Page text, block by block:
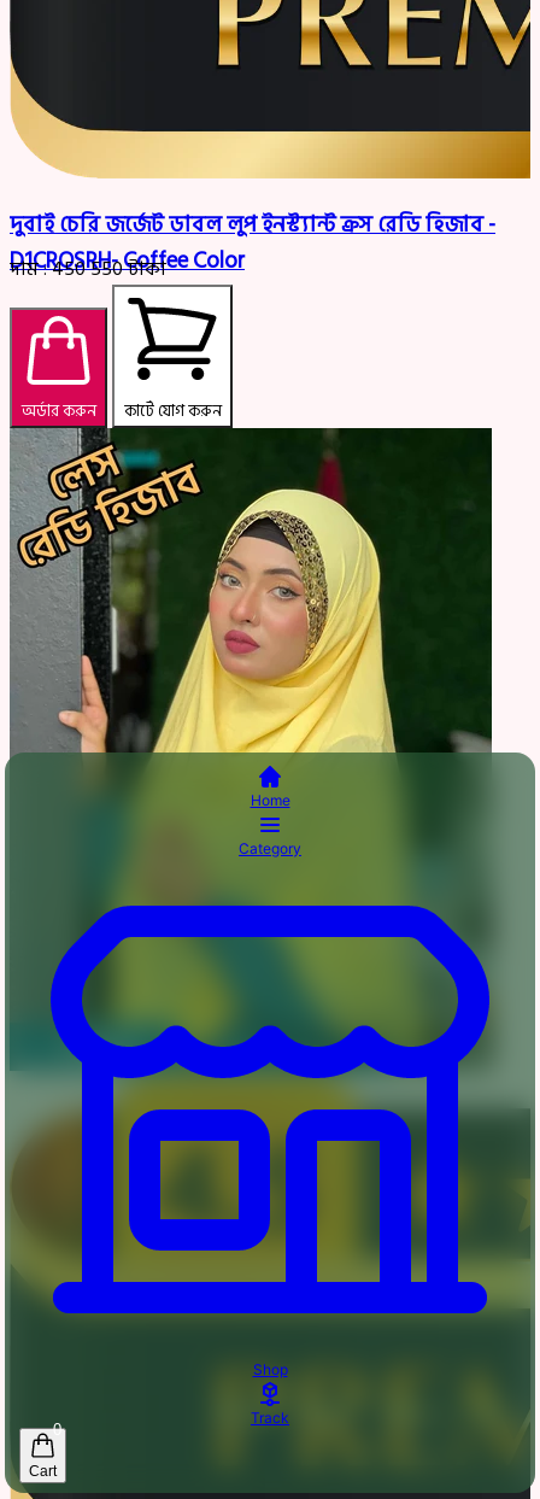
দুবাই চেরি জর্জেট ডাবল লুপ ইনস্ট্যান্ট ক্রস রেডি হিজাব -
D1CROSRH- Coffee Color
দাম :450550টাকা
অর্ডার করুন কার্টে যোগ করুন
Home
Category
Shop
Track
0
Cart